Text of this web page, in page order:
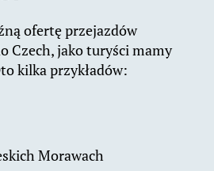
ofertę przejazdów
Czech, jako turyści mamy
kilka przykładów:
Morawach